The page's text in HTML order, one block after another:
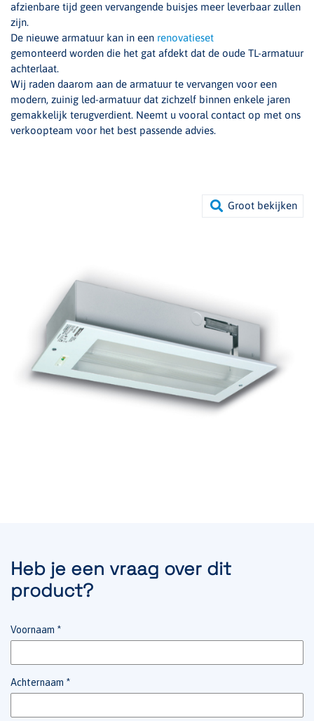
afzienbare tijd geen vervangende buisjes meer leverbaar zullen
zijn.
De nieuwe armatuur kan in een renovatieset
gemonteerd worden die het gat afdekt dat de oude TL-armatuur
achterlaat.
Wij raden daarom aan de armatuur te vervangen voor een
modern, zuinig led-armatuur dat zichzelf binnen enkele jaren
gemakkelijk terugverdient. Neemt u vooral contact op met ons
verkoopteam voor het best passende advies.
Heb je een vraag over dit
product?